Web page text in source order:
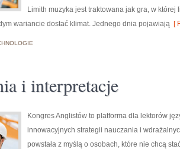
Limith muzyka jest traktowana jak gra, w
wariancie dostać klimat. Jednego dnia pojawiają [
i interpretacje
Kongres Anglistów to platforma dla lektorów
innowacyjnych strategii nauczania i
powstała z myślą o osobach, które nie chcą